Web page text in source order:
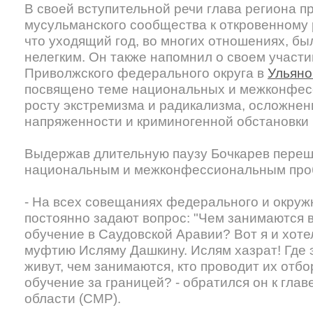
В своей вступительной речи глава региона
мусульманского сообщества к откровенному
что уходящий год, во многих отношениях,
нелегким. Он также напомнил о своем
Приволжского федерального округа в
посвящено теме национальных и
росту экстремизма и радикализма,
напряженности и криминогенной
Выдержав длительную паузу Бочкарев
национальным и межконфессиональным
- На всех совещаниях федерального и
постоянно задают вопрос: "Чем
обучение в Саудовской Аравии? Вот я и
муфтию Исляму Дашкину. Ислям хазрат! Где
живут, чем занимаются, кто проводит их
обучение за границей? - обратился он к
области (СМР).